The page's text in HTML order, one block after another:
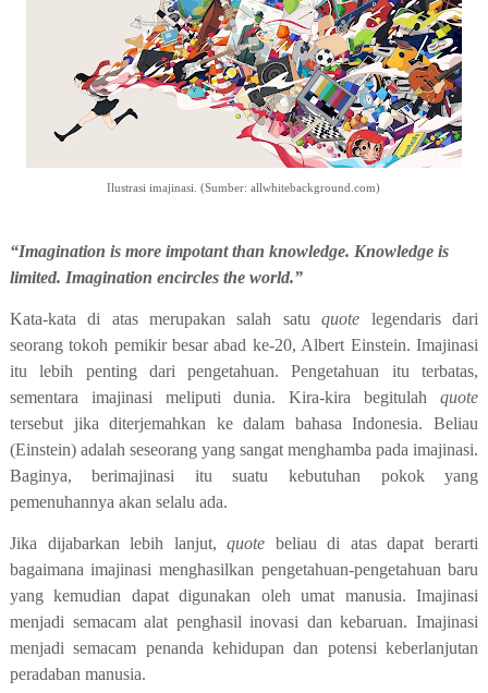
Ilustrasi imajinasi. (Sumber: allwhitebackground.com)
“Imagination is more impotant than knowledge. Knowledge is
limited. Imagination encircles the world.”
Kata-kata di atas merupakan salah satuquote legendaris dari
seorang tokoh pemikir besar abad ke-20, Albert Einstein. Imajinasi
itu lebih penting dari pengetahuan. Pengetahuan itu terbatas,
sementara imajinasi meliputi dunia. Kira-kira begitulahquote
tersebut jika diterjemahkan ke dalam bahasa Indonesia. Beliau
(Einstein) adalah seseorang yang sangat menghamba pada imajinasi.
Baginya, berimajinasi itu suatu kebutuhan pokok yang
pemenuhannya akan selalu ada.
Jika dijabarkan lebih lanjut,quote beliau di atas dapat berarti
bagaimana imajinasi menghasilkan pengetahuan-pengetahuan baru
yang kemudian dapat digunakan oleh umat manusia. Imajinasi
menjadi semacam alat penghasil inovasi dan kebaruan. Imajinasi
menjadi semacam penanda kehidupan dan potensi keberlanjutan
peradaban manusia.